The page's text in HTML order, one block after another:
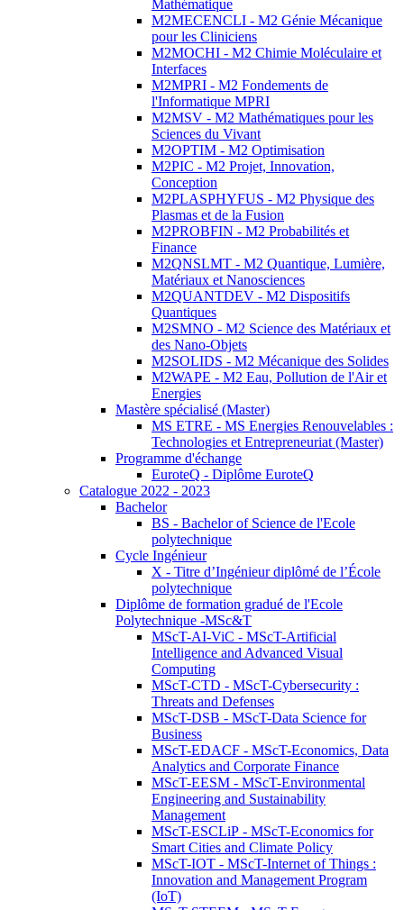
Mathématique
M2MECENCLI - M2 Génie Mécanique
pour les Cliniciens
M2MOCHI - M2 Chimie Moléculaire et
Interfaces
M2MPRI - M2 Fondements de
l'Informatique MPRI
M2MSV - M2 Mathématiques pour les
Sciences du Vivant
M2OPTIM - M2 Optimisation
M2PIC - M2 Projet, Innovation,
Conception
M2PLASPHYFUS - M2 Physique des
Plasmas et de la Fusion
M2PROBFIN - M2 Probabilités et
Finance
M2QNSLMT - M2 Quantique, Lumière,
Matériaux et Nanosciences
M2QUANTDEV - M2 Dispositifs
Quantiques
M2SMNO - M2 Science des Matériaux et
des Nano-Objets
M2SOLIDS - M2 Mécanique des Solides
M2WAPE - M2 Eau, Pollution de l'Air et
Energies
Mastère spécialisé (Master)
MS ETRE - MS Energies Renouvelables :
Technologies et Entrepreneuriat (Master)
Programme d'échange
EuroteQ - Diplôme EuroteQ
Catalogue 2022 - 2023
Bachelor
BS - Bachelor of Science de l'Ecole
polytechnique
Cycle Ingénieur
X - Titre d’Ingénieur diplômé de l’École
polytechnique
Diplôme de formation gradué de l'Ecole
Polytechnique -MSc&T
MScT-AI-ViC - MScT-Artificial
Intelligence and Advanced Visual
Computing
MScT-CTD - MScT-Cybersecurity :
Threats and Defenses
MScT-DSB - MScT-Data Science for
Business
MScT-EDACF - MScT-Economics, Data
Analytics and Corporate Finance
MScT-EESM - MScT-Environmental
Engineering and Sustainability
Management
MScT-ESCLiP - MScT-Economics for
Smart Cities and Climate Policy
MScT-IOT - MScT-Internet of Things :
Innovation and Management Program
(IoT)